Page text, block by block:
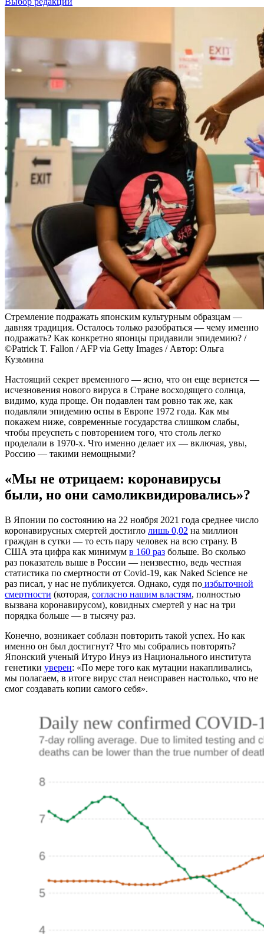
Стремление подражать японским культурным образцам —
давняя традиция. Осталось только разобраться — чему именно
подражать? Как конкретно японцы придавили эпидемию? /
©Patrick T. Fallon / AFP via Getty Images / Автор: Ольга
Кузьмина
Настоящий секрет временного — ясно, что он еще вернется —
исчезновения нового вируса в Стране восходящего солнца,
видимо, куда проще. Он подавлен там ровно так же, как
подавляли эпидемию оспы в Европе 1972 года. Как мы
покажем ниже, современные государства слишком слабы,
чтобы преуспеть с повторением того, что столь легко
проделали в 1970-х. Что именно делает их — включая, увы,
Россию — такими немощными?
«Мы не отрицаем: коронавирусы
были, но они самоликвидировались»?
В Японии по состоянию на 22 ноября 2021 года среднее число
коронавирусных смертей достигло лишь 0,02 на миллион
граждан в сутки — то есть пару человек на всю страну. В
США эта цифра как минимум в 160 раз больше. Во сколько
раз показатель выше в России — неизвестно, ведь честная
статистика по смертности от Covid-19, как Naked Science не
раз писал, у нас не публикуется. Однако, судя по избыточной
смертности (которая, согласно нашим властям, полностью
вызвана коронавирусом), ковидных смертей у нас на три
порядка больше — в тысячу раз.
Конечно, возникает соблазн повторить такой успех. Но как
именно он был достигнут? Что мы собрались повторять?
Японский ученый Итуро Инуэ из Национального института
генетики уверен: «По мере того как мутации накапливались,
мы полагаем, в итоге вирус стал неисправен настолько, что не
смог создавать копии самого себя».